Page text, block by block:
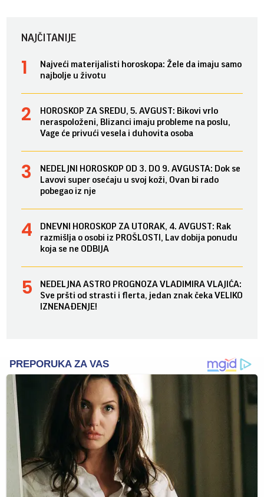
NAJČITANIJE
Najveći materijalisti horoskopa: Žele da imaju samo
najbolje u životu
HOROSKOP ZA SREDU, 5. AVGUST: Bikovi vrlo
neraspoloženi, Blizanci imaju probleme na poslu,
Vage će privući vesela i duhovita osoba
NEDELJNI HOROSKOP OD 3. DO 9. AVGUSTA: Dok se
Lavovi super osećaju u svoj koži, Ovan bi rado
pobegao iz nje
DNEVNI HOROSKOP ZA UTORAK, 4. AVGUST: Rak
razmišlja o osobi iz PROŠLOSTI, Lav dobija ponudu
koja se ne ODBIJA
NEDELJNA ASTRO PROGNOZA VLADIMIRA VLAJIĆA:
Sve pršti od strasti i flerta, jedan znak čeka VELIKO
IZNENAĐENJE!